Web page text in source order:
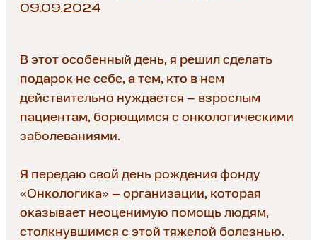
09.09.2024
В этот особенный день, я решил сделать
подарок не себе, а тем, кто в нем
действительно нуждается – взрослым
пациентам, борющимся с онкологическими
заболеваниями.
Я передаю свой день рождения фонду
«Онкологика» – организации, которая
оказывает неоценимую помощь людям,
столкнувшимся с этой тяжелой болезнью.